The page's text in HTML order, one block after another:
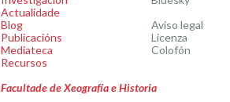
Actualidade
Blog
Publicacións
Mediateca
Recursos
Aviso legal
Licenza
Colofón
Facultade de Xeografía e Historia